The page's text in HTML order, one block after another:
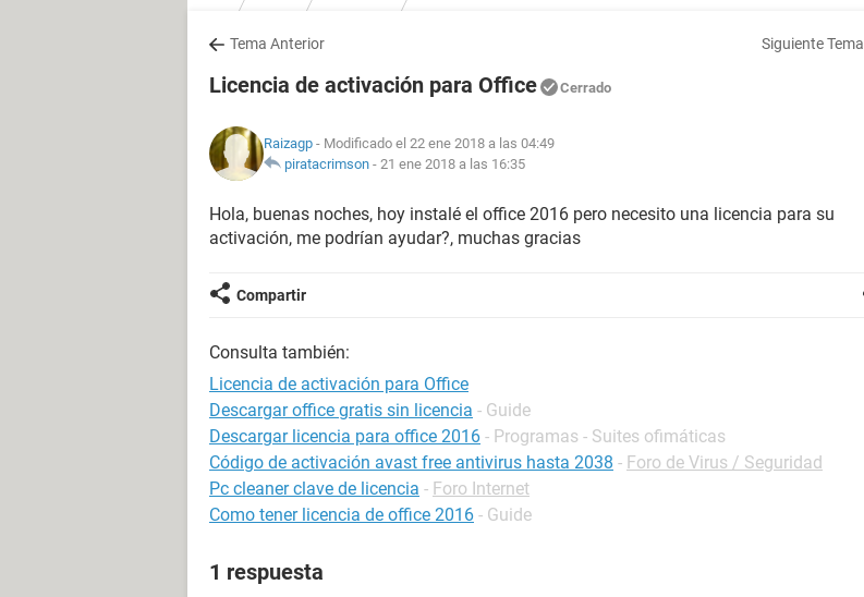
Tema Anterior Siguiente Tema
Licencia de activación para Office Cerrado
Raizagp - Modificado el 22 ene 2018 a las 04:49
piratacrimson - 21 ene 2018 a las 16:35
Hola, buenas noches, hoy instalé el office 2016 pero necesito una licencia para su
activación, me podrían ayudar?, muchas gracias
Compartir
Consulta también:
Licencia de activación para Office
Descargar office gratis sin licencia - Guide
Descargar licencia para office 2016 - Programas - Suites ofimáticas
Código de activación avast free antivirus hasta 2038 - Foro de Virus / Seguridad
Pc cleaner clave de licencia - Foro Internet
Como tener licencia de office 2016 - Guide
1 respuesta